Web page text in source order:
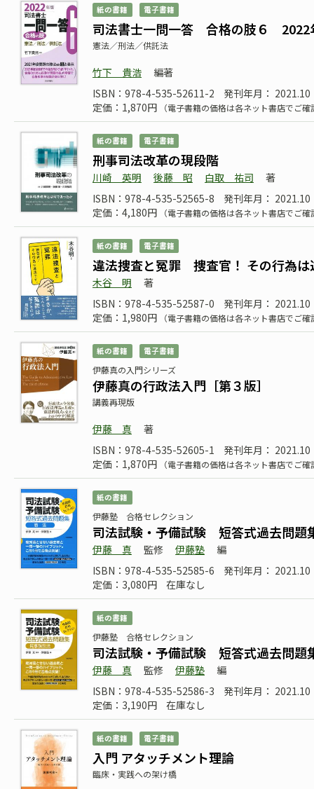
紙の書籍 電子書籍
司法書士一問一答 合格の肢６ 2022
憲法／刑法／供託法
竹下 貴浩
編著
ISBN：978-4-535-52611-2
発刊年月： 2021.10
定価：1,870円
（電子書籍の価格は各ネット書店でご
紙の書籍 電子書籍
刑事司法改革の現段階
川崎 英明 後藤 昭 白取 祐司
著
ISBN：978-4-535-52565-8
発刊年月： 2021.10
定価：4,180円
（電子書籍の価格は各ネット書店でご
紙の書籍 電子書籍
違法捜査と冤罪 捜査官！ その行為は
木谷 明
著
ISBN：978-4-535-52587-0
発刊年月： 2021.10
定価：1,980円
（電子書籍の価格は各ネット書店でご
紙の書籍 電子書籍
伊藤真の入門シリーズ
伊藤真の行政法入門［第３版］
講義再現版
伊藤 真
著
ISBN：978-4-535-52605-1
発刊年月： 2021.10
定価：1,870円
（電子書籍の価格は各ネット書店でご
紙の書籍
伊藤塾 合格セレクション
司法試験・予備試験 短答式過去問
伊藤 真 監修 伊藤塾
編
ISBN：978-4-535-52585-6
発刊年月： 2021.10
定価：3,080円
在庫なし
紙の書籍
伊藤塾 合格セレクション
司法試験・予備試験 短答式過去問
伊藤 真 監修 伊藤塾
編
ISBN：978-4-535-52586-3
発刊年月： 2021.10
定価：3,190円
在庫なし
紙の書籍 電子書籍
入門 アタッチメント理論
臨床・実践への架け橋